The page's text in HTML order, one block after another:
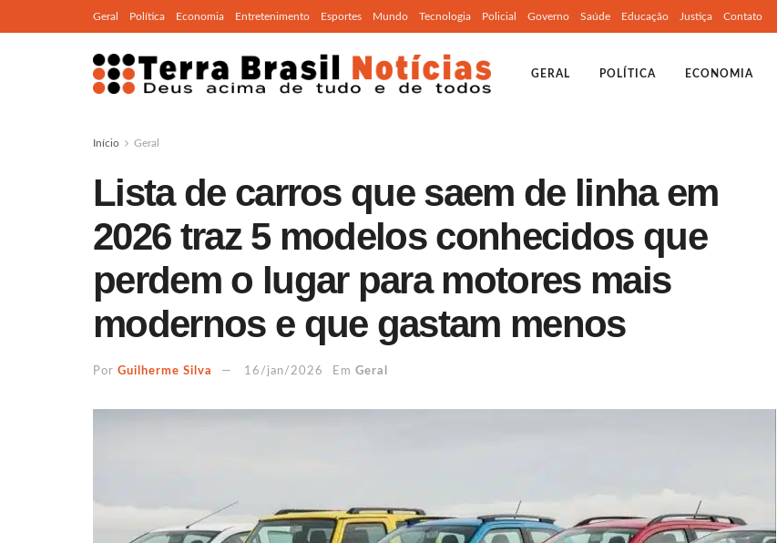
Geral Política Economia Entretenimento Esportes Mundo Tecnologia Policial Governo Saúde Educação Justiça Contato
GERAL POLÍTICA ECONOMIA
Início Geral
Lista de carros que saem de linha em
2026 traz 5 modelos conhecidos que
perdem o lugar para motores mais
modernos e que gastam menos
Por Guilherme Silva 16/jan/2026 Em Geral